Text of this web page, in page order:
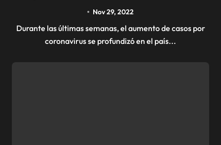
Nov 29, 2022
Durante las últimas semanas, el aumento de casos por
coronavirus se profundizó en el país...